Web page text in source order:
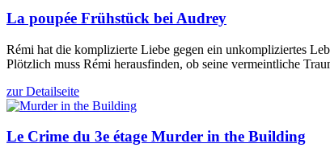
La poupée Frühstück bei Audrey
Rémi hat die komplizierte Liebe gegen ein unkompliziertes
Plötzlich muss Rémi herausfinden, ob seine vermeintliche
zur Detailseite
Le Crime du 3e étage Murder in the Building